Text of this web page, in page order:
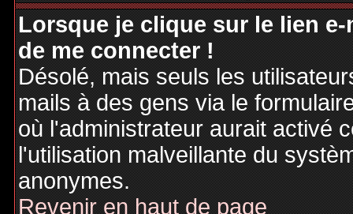
Lorsque je clique sur le lien
de me connecter !
Désolé, mais seuls les
mails à des gens via le
où l'administrateur aurait activé
l'utilisation malveillante du
anonymes.
Revenir en haut de page